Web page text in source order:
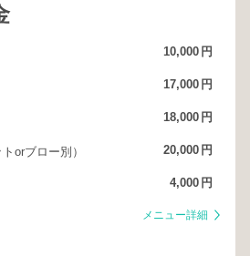
10,000 円
17,000 円
18,000 円
orブロー別） 20,000 円
4,000 円
メニュー詳細